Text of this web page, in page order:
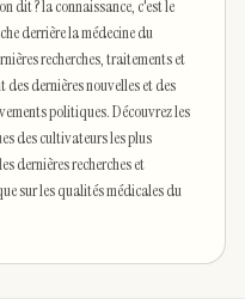
dit ? la connaissance, c'est le
derrière la médecine du
recherches, traitements et
des dernières nouvelles et des
politiques. Découvrez les
des cultivateurs les plus
dernières recherches et
sur les qualités médicales du